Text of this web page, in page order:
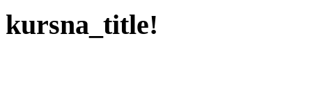
kursna_title!